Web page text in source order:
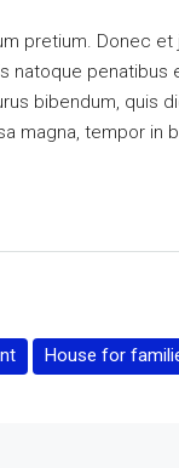
pretium. Donec
natoque
bibendum, quis
magna, tempor in
House for